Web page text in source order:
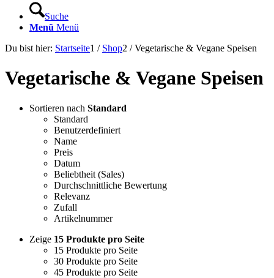
Suche
Menü Menü
Du bist hier: Startseite1 / Shop2 / Vegetarische & Vegane Speisen
Vegetarische & Vegane Speisen
Sortieren nach Standard
Standard
Benutzerdefiniert
Name
Preis
Datum
Beliebtheit (Sales)
Durchschnittliche Bewertung
Relevanz
Zufall
Artikelnummer
Zeige 15 Produkte pro Seite
15 Produkte pro Seite
30 Produkte pro Seite
45 Produkte pro Seite